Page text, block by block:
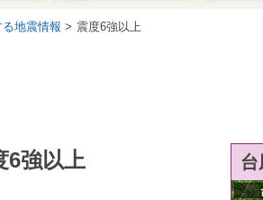
地震情報 震度6強以上
6強以上